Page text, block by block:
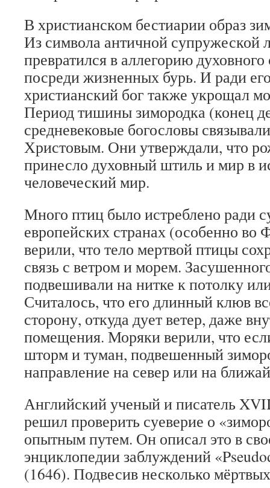
В христианском бестиарии образ
Из символа античной супружеской
превратился в аллегорию духовного
посреди жизненных бурь. И ради
христианский бог также укрощал
Период тишины зимородка (конец
средневековые богословы
Христовым. Они утверждали, что
принесло духовный штиль и мир в
человеческий мир.
Много птиц было истреблено ради
европейских странах (особенно
верили, что тело мертвой птицы
связь с ветром и морем.
подвешивали на нитке к потолку
Считалось, что его длинный клюв
сторону, откуда дует ветер, даже
помещения. Моряки верили, что
шторм и туман, подвешенный
направление на север или на
Английский ученый и писатель
решил проверить суеверие о
опытным путем. Он описал это в
энциклопедии заблуждений
(1646). Подвесив несколько